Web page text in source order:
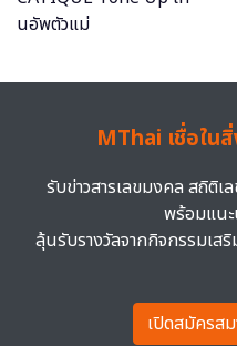
MThai เชื่อใน
รับข่าวสารเลขมงคล สถิติเ
พร้อมแนะ
ลุ้นรับรางวัลจากกิจกรรมเส
เปิดสมัครส